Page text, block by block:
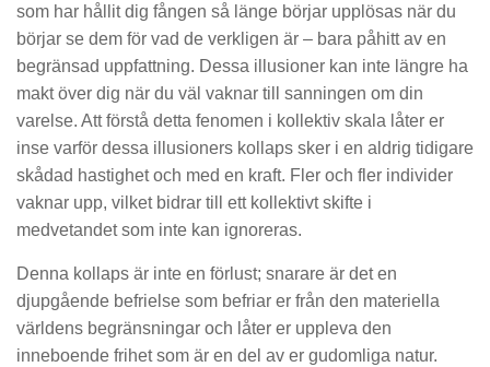
som har hållit dig fången så länge börjar upplösas när du
börjar se dem för vad de verkligen är – bara påhitt av en
begränsad uppfattning. Dessa illusioner kan inte längre ha
makt över dig när du väl vaknar till sanningen om din
varelse. Att förstå detta fenomen i kollektiv skala låter er
inse varför dessa illusioners kollaps sker i en aldrig tidigare
skådad hastighet och med en kraft. Fler och fler individer
vaknar upp, vilket bidrar till ett kollektivt skifte i
medvetandet som inte kan ignoreras.
Denna kollaps är inte en förlust; snarare är det en
djupgående befrielse som befriar er från den materiella
världens begränsningar och låter er uppleva den
inneboende frihet som är en del av er gudomliga natur.